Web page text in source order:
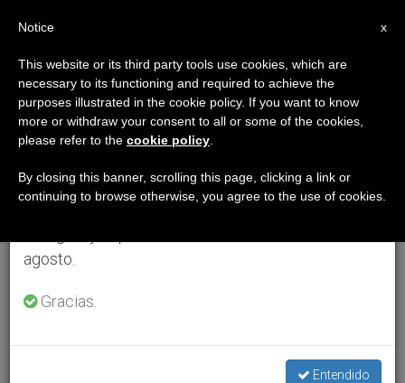
×
Aviso importante
Del 27 de julio al 7 de agosto haremos la pausa
anual, aprovechando que en el periodo de verano
se generan menos informaciones y también el
agosto.
Gracias.
Entendido
x
Notice
This website or its third party tools use cookies, which are
necessary to its functioning and required to achieve the
purposes illustrated in the cookie policy. If you want to know
more or withdraw your consent to all or some of the cookies,
please refer to the cookie policy
By closing this banner, scrolling this page, clicking a link or
continuing to browse otherwise, you agree to the use of cookies.